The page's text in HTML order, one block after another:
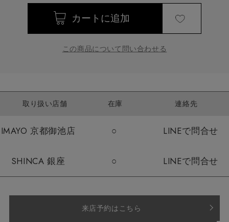
この商品について問い合わせる
取り扱い店舗 在庫 連絡先
IMAYO 京都御池店 ○ LINEで問合せ
SHINCA 銀座 ○ LINEで問合せ
来店予約はこちら